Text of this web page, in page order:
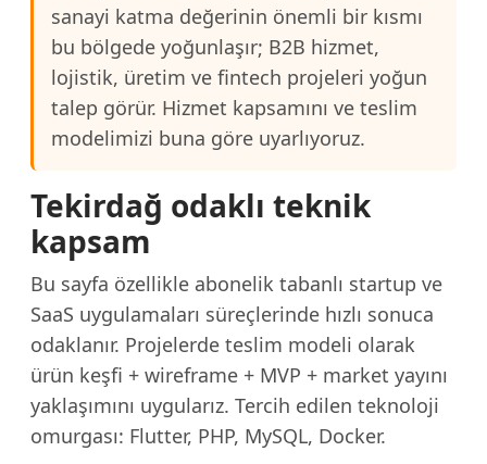
sanayi katma değerinin önemli bir kısmı
bu bölgede yoğunlaşır; B2B hizmet,
lojistik, üretim ve fintech projeleri yoğun
talep görür. Hizmet kapsamını ve teslim
modelimizi buna göre uyarlıyoruz.
Tekirdağ odaklı teknik
kapsam
Bu sayfa özellikle abonelik tabanlı startup ve
SaaS uygulamaları süreçlerinde hızlı sonuca
odaklanır. Projelerde teslim modeli olarak
ürün keşfi + wireframe + MVP + market yayını
yaklaşımını uygularız. Tercih edilen teknoloji
omurgası: Flutter, PHP, MySQL, Docker.